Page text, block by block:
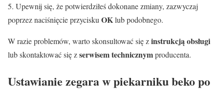
5. Upewnij się, że potwierdziłeś dokonane zmiany, zazwyczaj
poprzez naciśnięcie przycisku OKlub podobnego.
W razie problemów, warto skonsultować się zinstrukcją obsługi
lub skontaktować się zserwisem technicznymproducenta.
Ustawianie zegara w piekarniku beko po